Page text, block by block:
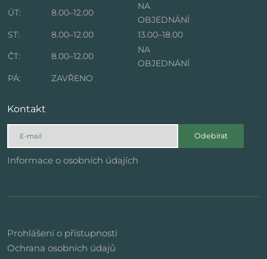
ÚT:
8.00–12.00
NA
OBJEDNÁNÍ
ST:
8.00–12.00
13.00–18.00
ČT:
8.00–12.00
NA
OBJEDNÁNÍ
PÁ:
ZAVŘENO
Kontakt
Odebírat
Informace o osobních údajích
Prohlášení o přístupnosti
Ochrana osobních údajů